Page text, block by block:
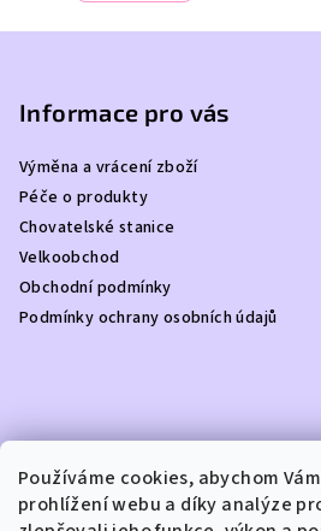
Používáme cookies, abychom
prohlížení webu a díky analýze
Informace pro vás
Výměna a vrácení zboží
Péče o produkty
Chovatelské stanice
Velkoobchod
Obchodní podmínky
Podmínky ochrany osobních údajů
Kontakt
info @dottydoggie.cz